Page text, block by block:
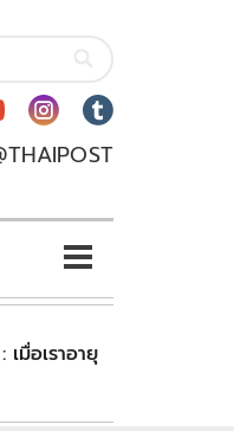
เมื่อเราอายุ